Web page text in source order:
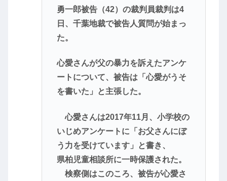
勇一郎被告（42）の裁判員裁判は4
日、千葉地裁で被告人質問が始まっ
た。
心愛さんが父の暴力を訴えたアンケ
ートについて、被告は「心愛がうそ
を書いた」と主張した。
心愛さんは2017年11月、小学校の
いじめアンケートに「お父さんにぼ
う力を受けています」と書き、
県柏児童相談所に一時保護された。
検察側はこのころ、被告が心愛さ